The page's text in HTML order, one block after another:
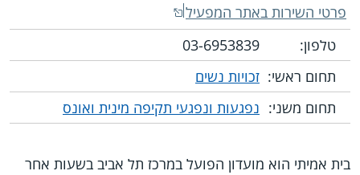
פרטי השירות באתר המפעיל
טלפון:
‭03-6953839
תחום ראשי: זכויות נשים
תחום משני: נפגעות ונפגעי תקיפה מינית ואונס
בית אמיתי הוא מועדון הפועל במרכז תל אביב בשעות אחר